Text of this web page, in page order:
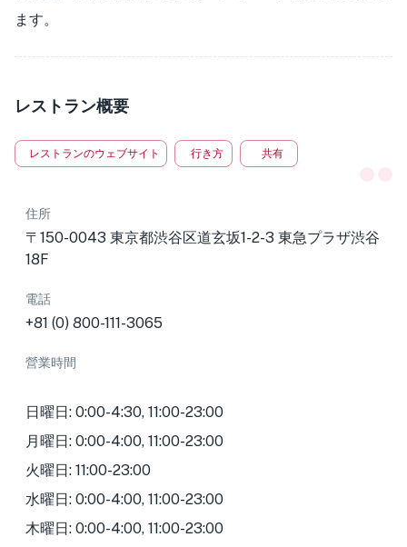
ます。
レストラン概要
レストランのウェブサイト 行き方 共有
住所
〒150-0043 東京都渋谷区道玄坂1-2-3 東急プラザ渋谷
18F
電話
+81 (0) 800-111-3065
營業時間
日曜日: 0:00-4:30, 11:00-23:00
月曜日: 0:00-4:00, 11:00-23:00
火曜日: 11:00-23:00
水曜日: 0:00-4:00, 11:00-23:00
木曜日: 0:00-4:00, 11:00-23:00